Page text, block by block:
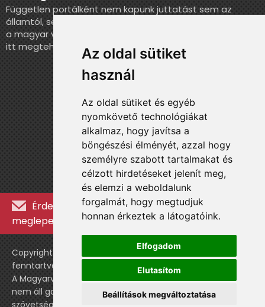
Az oldal sütiket
használ
Az oldal sütiket és egyéb
nyomkövető technológiákat
alkalmaz, hogy javítsa a
böngészési élményét, azzal hogy
személyre szabott tartalmakat és
célzott hirdetéseket jelenít meg,
és elemzi a weboldalunk
forgalmát, hogy megtudjuk
honnan érkeztek a látogatóink.
Elfogadom
Elutasítom
Beállítások megváltoztatása
Független portálként nem kapunk juttatást sem az
államtól, sem más szervezettől. Ha szeretnél segíteni
a magyar válogatott történelmének feldolgozásában,
itt megteheted.
Érdekességekért, kulisszatitkokért és
meglepetésekért iratkozz fel a hírlevélre »
Copyright © WebshopLady 2007-2026 Minden jog
fenntartva, kivéve a külön feltüntetett esetekben.
A Magyarvalogatott.hu egy nemhivatalos történeti oldal,
nem áll gazdasági kapcsolatban a labdarúgó
szövetséggel vagy a válogatott stábjával.